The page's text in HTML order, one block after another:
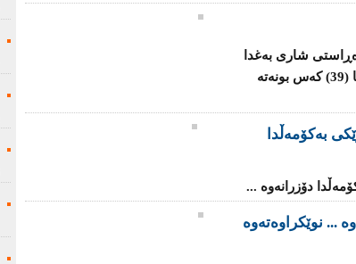
شاری بەغدا
دەکاتە ئامانج و بەپێی ئامارە سەرەتاییەکانیش، تائێستا (39) کەس بونەتە
بەکۆمەڵدا
... نوێکراوەتەوە